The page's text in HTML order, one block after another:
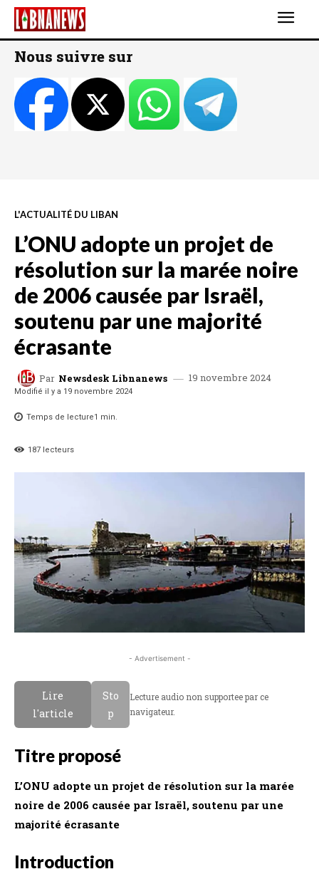
Nous suivre sur
L'ACTUALITÉ DU LIBAN
L’ONU adopte un projet de
résolution sur la marée noire
de 2006 causée par Israël,
soutenu par une majorité
écrasante
Par Newsdesk Libnanews 19 novembre 2024
Modifié il y a 19 novembre 2024
Temps de lecture1 min.
187 lecteurs
- Advertisement -
Lire
l'article
Sto
p
Lecture audio non supportee par ce
navigateur.
Titre proposé
L’ONU adopte un projet de résolution sur la marée
noire de 2006 causée par Israël, soutenu par une
majorité écrasante
Introduction